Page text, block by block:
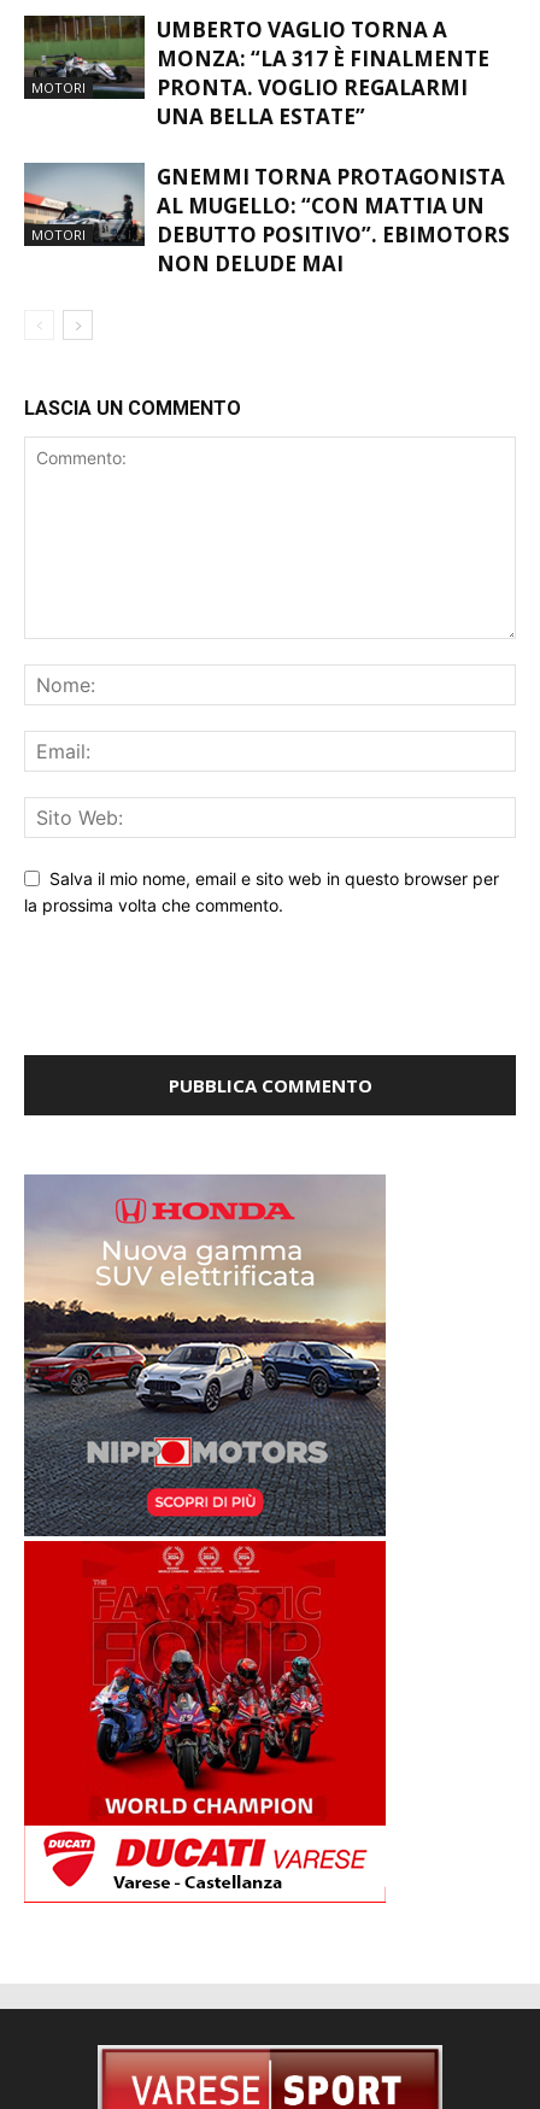
UMBERTO VAGLIO TORNA A
MONZA: “LA 317 È FINALMENTE
PRONTA. VOGLIO REGALARMI
GNEMMI TORNA PROTAGONISTA
AL MUGELLO: “CON MATTIA UN
DEBUTTO POSITIVO”. EBIMOTORS
LASCIA UN COMMENTO